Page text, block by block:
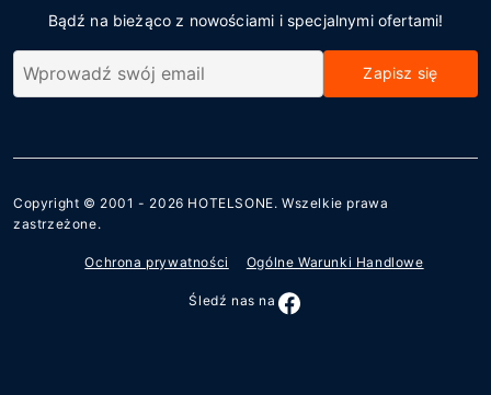
Bądź na bieżąco z nowościami i specjalnymi ofertami!
Zapisz się
Copyright © 2001 - 2026 HOTELSONE. Wszelkie prawa
zastrzeżone.
Ochrona prywatności Ogólne Warunki Handlowe
Śledź nas na